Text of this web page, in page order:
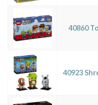
40860
40923